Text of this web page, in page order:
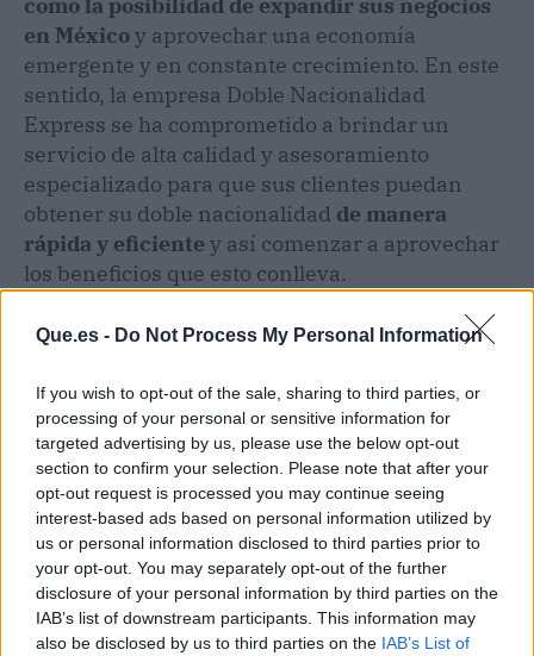
Que.es - Do Not Process My Personal Information
If you wish to opt-out of the sale, sharing to third parties, or
processing of your personal or sensitive information for
targeted advertising by us, please use the below opt-out
section to confirm your selection. Please note that after your
opt-out request is processed you may continue seeing
interest-based ads based on personal information utilized by
us or personal information disclosed to third parties prior to
your opt-out. You may separately opt-out of the further
disclosure of your personal information by third parties on the
IAB’s list of downstream participants. This information may
also be disclosed by us to third parties on the IAB’s List of
en Méxicoy aprovechar una economía
emergente y en constante crecimiento. En este
sentido, la empresa Doble Nacionalidad
Express se ha comprometido a brindar un
servicio de alta calidad y asesoramiento
especializado para que sus clientes puedan
obtener su doble nacionalidad de manera
rápida y eficientey así comenzar a aprovechar
los beneficios que esto conlleva.
La empresa ha obtenido una gran reputación
profesionalismo en todo lo que hacen, lo que ha
permitido a muchos clientes a obtener su doble
nacionalidad de manera rápida y fácil.
Artículo anterior
Todo sobre UpToYou, un
nuevo modelo educativo
para el desarrollo
integral de las
organizaciones y las
Artículo siguiente
Aprender sobre growth
hacking con MyContent
Agency